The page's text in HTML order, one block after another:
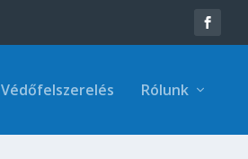
Védőfelszerelés Rólunk